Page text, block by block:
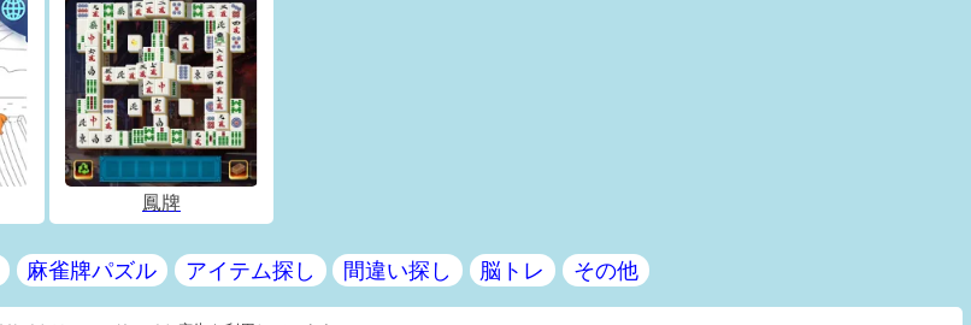
鳳牌
麻雀牌パズル アイテム探し 間違い探し 脳トレ その他